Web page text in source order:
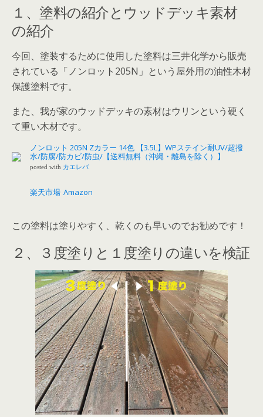
１、塗料の紹介とウッドデッキ素材
の紹介
今回、塗装するために使用した塗料は三井化学から販売
されている「ノンロット205N」という屋外用の油性木材
保護塗料です。
また、我が家のウッドデッキの素材はウリンという硬く
て重い木材です。
ノンロット 205N Zカラー 14色 【3.5L】WPステイン耐UV/超撥
水/防腐/防カビ/防虫/【送料無料（沖縄・離島を除く）】
posted with カエレバ
楽天市場 Amazon
この塗料は塗りやすく、乾くのも早いのでお勧めです！
２、３度塗りと１度塗りの違いを検証